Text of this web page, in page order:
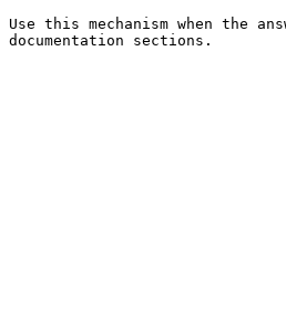
Use this mechanism when